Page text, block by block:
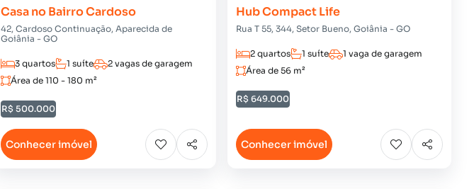
Casa no Bairro Cardoso
42, Cardoso Continuação, Aparecida de
Goiânia - GO
3 quartos 1 suíte
2 vagas de garagem
Área de 110 - 180 m²
R$ 500.000
Conhecer imóvel
Hub Compact Life
Rua T 55, 344, Setor Bueno, Goiânia - GO
2 quartos 1 suíte
1 vaga de garagem
Área de 56 m²
R$ 649.000
Conhecer imóvel